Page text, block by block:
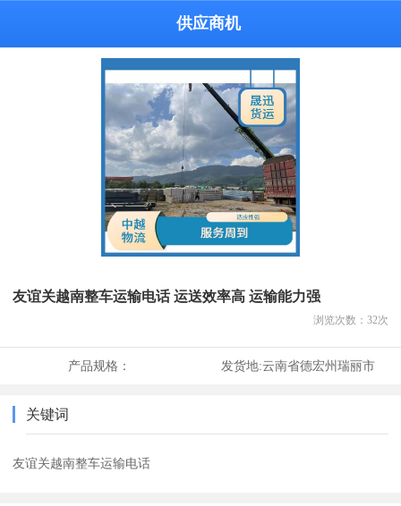
供应商机
友谊关越南整车运输电话 运送效率高 运输能力强
浏览次数： 32次
产品规格： 发货地:云南省德宏州瑞丽市
关键词
友谊关越南整车运输电话